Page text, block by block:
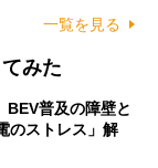
一覧を見る
みた
BEV普及の障壁と
のストレス」解